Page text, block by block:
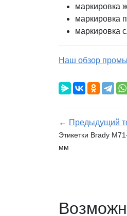
маркировка
маркировка
маркировка
Наш обзор
← Предыдущий
Этикетки Brady
мм